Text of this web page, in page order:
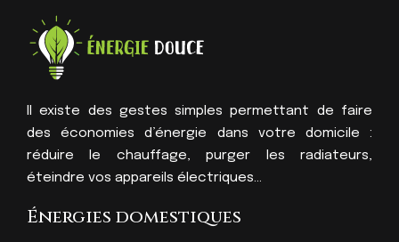
Il existe des gestes simples permettant de faire
des économies d’énergie dans votre domicile :
réduire le chauffage, purger les radiateurs,
éteindre vos appareils électriques…
Énergies domestiques